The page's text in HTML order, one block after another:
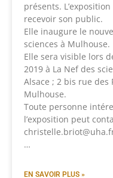
présents.
recevoir son public.
Elle inaugure le
sciences à Mulhouse.
Elle sera visible lors
2019 à La Nef des
Alsace ; 2 bis rue des
Mulhouse.
Toute personne
l’exposition peut
…
EN SAVOIR PLUS »